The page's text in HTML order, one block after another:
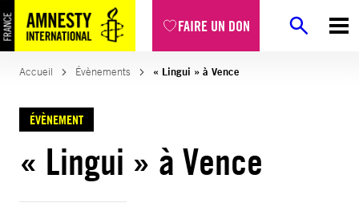
FAIRE UN DON
Accueil Évènements « Lingui » à Vence
ÉVÈNEMENT
« Lingui » à Vence